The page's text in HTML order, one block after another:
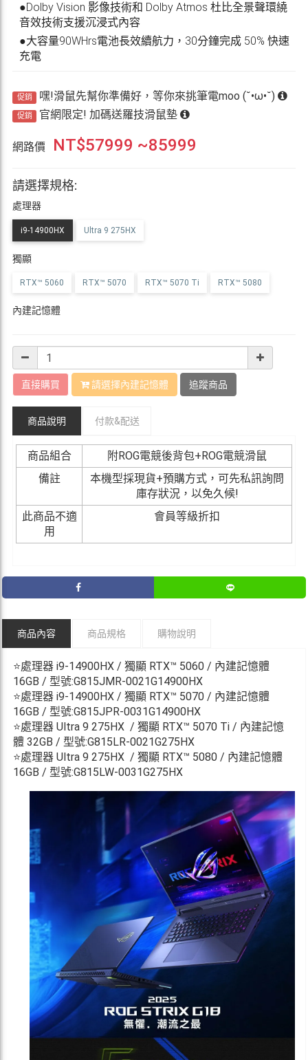
●Dolby Vision 影像技術和 Dolby Atmos 杜比全景聲環繞
音效技術支援沉浸式內容
●大容量90WHrs電池長效續航力，30分鐘完成 50% 快速
充電
促銷 嘿!滑鼠先幫你準備好，等你來挑筆電moo (˘•ω•˘)
促銷 官網限定! 加碼送羅技滑鼠墊
網路價 NT$57999 ~85999
請選擇規格:
處理器
i9-14900HX Ultra 9 275HX
獨顯
RTX™ 5060 RTX™ 5070 RTX™ 5070 Ti RTX™ 5080
內建記憶體
直接購買 請選擇內建記憶體 追蹤商品
商品說明 付款&配送
商品組合
附ROG電競後背包+ROG電競滑鼠
備註
本機型採現貨+預購方式，可先私訊詢問
庫存狀況，以免久候!
此商品不適
用
會員等級折扣
商品內容 商品規格 購物說明
⭐處理器 i9-14900HX / 獨顯 RTX™ 5060 / 內建記憶體
16GB / 型號:G815JMR-0021G14900HX
⭐處理器 i9-14900HX / 獨顯 RTX™ 5070 / 內建記憶體
16GB / 型號:G815JPR-0031G14900HX
⭐處理器 Ultra 9 275HX / 獨顯 RTX™ 5070 Ti / 內建記憶
體 32GB / 型號:G815LR-0021G275HX
⭐處理器 Ultra 9 275HX / 獨顯 RTX™ 5080 / 內建記憶體
16GB / 型號:G815LW-0031G275HX